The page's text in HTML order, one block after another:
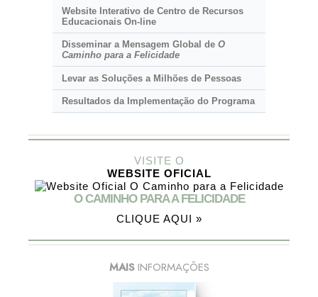
Website Interativo de Centro de Recursos
Educacionais On-line
Disseminar a Mensagem Global de O
Caminho para a Felicidade
Levar as Soluções a Milhões de Pessoas
Resultados da Implementação do Programa
VISITE O
WEBSITE OFICIAL
O CAMINHO PARA A FELICIDADE
CLIQUE AQUI »
MAIS INFORMAÇÕES